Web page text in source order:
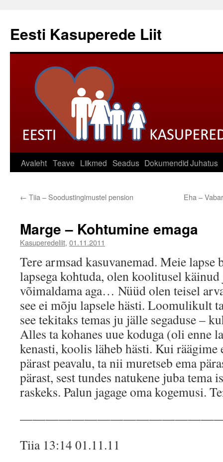
juurde
Eesti Kasuperede Liit
Avaleht Teave Liikmed Seadus DokumendidJuhatus
← Tiia – Soodustingimustel pension Eha –
Marge – Kohtumine emaga
Kasuperedeliit, 01.11.2011
Tere armsad kasuvanemad. Meie
lapsega kohtuda, olen koolitusel käinud
võimaldama aga… Nüüd olen teisel
see ei mõju lapsele hästi. Loomulikult
see tekitaks temas ju jälle segaduse –
Alles ta kohanes uue koduga (oli enne
kenasti, koolis läheb hästi. Kui räägime
pärast peavalu, ta nii muretseb ema
pärast, sest tundes natukene juba tema
raskeks. Palun jagage oma kogemusi.
Tiia 13:14 01.11.11